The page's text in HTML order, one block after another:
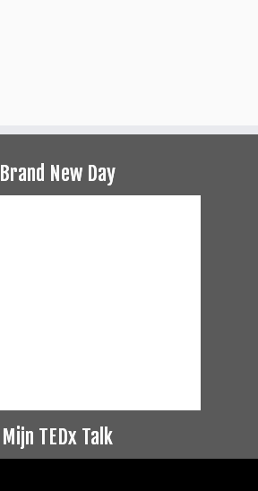
Brand New Day
Mijn TEDx Talk